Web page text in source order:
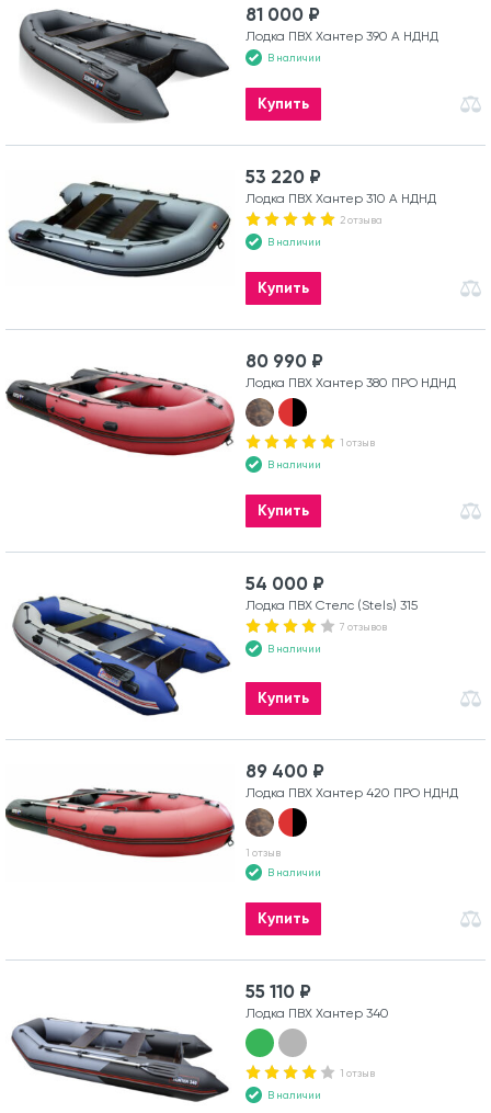
81 000 ₽
Лодка ПВХ Хантер 390 А НДНД
В наличии
Купить
53 220 ₽
Лодка ПВХ Хантер 310 А НДНД
2 отзыва
В наличии
Купить
80 990 ₽
Лодка ПВХ Хантер 380 ПРО НДНД
1 отзыв
В наличии
Купить
54 000 ₽
Лодка ПВХ Стелс (Stels) 315
7 отзывов
В наличии
Купить
89 400 ₽
Лодка ПВХ Хантер 420 ПРО НДНД
1 отзыв
В наличии
Купить
55 110 ₽
Лодка ПВХ Хантер 340
1 отзыв
В наличии